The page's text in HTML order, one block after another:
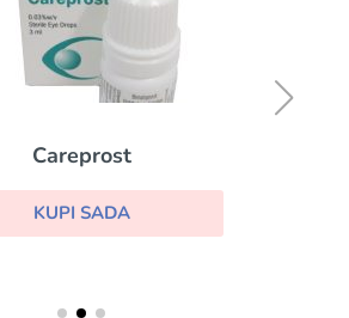
Careprost
KUPI SADA